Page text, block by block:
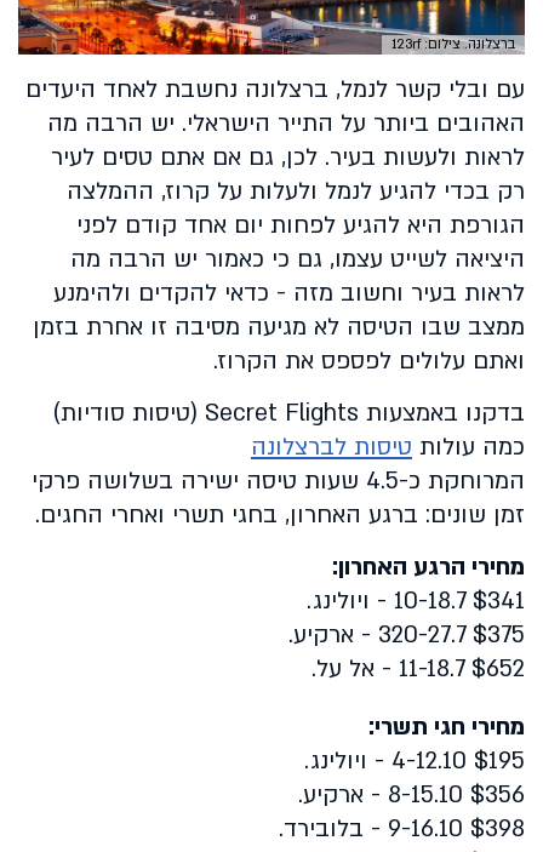
ברצלונה. צילום: 123rf
עם ובלי קשר לנמל, ברצלונה נחשבת לאחד היעדים
האהובים ביותר על התייר הישראלי. יש הרבה מה
לראות ולעשות בעיר. לכן, גם אם אתם טסים לעיר
רק בכדי להגיע לנמל ולעלות על קרוז, ההמלצה
הגורפת היא להגיע לפחות יום אחד קודם לפני
היציאה לשייט עצמו, גם כי כאמור יש הרבה מה
לראות בעיר וחשוב מזה - כדאי להקדים ולהימנע
ממצב שבו הטיסה לא מגיעה מסיבה זו אחרת בזמן
ואתם עלולים לפספס את הקרוז.
בדקנו באמצעות Secret Flights (טיסות סודיות)
כמה עולות טיסות לברצלונה
המרוחקת כ-4.5 שעות טיסה ישירה בשלושה פרקי
זמן שונים: ברגע האחרון, בחגי תשרי ואחרי החגים.
מחירי הרגע האחרון:
$341 10-18.7 - ויולינג.
$375 320-27.7 - ארקיע.
$652 11-18.7 - אל על.
מחירי חגי תשרי:
$195 4-12.10 - ויולינג.
$356 8-15.10 - ארקיע.
$398 9-16.10 - בלובירד.